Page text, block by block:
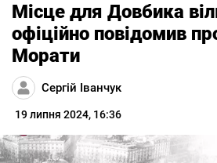
БУКМЕКЕРИ
КАЗИНО
РІЗНЕ
UKRU
Місце для Довбика
офіційно повідомив
Морати
Сергій Іванчук
19 липня 2024, 16:36